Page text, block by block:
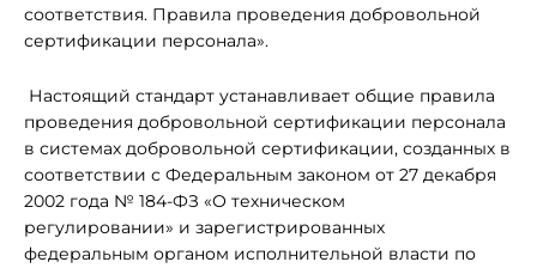
соответствия. Правила проведения добровольной
сертификации персонала».
Настоящий стандарт устанавливает общие правила
проведения добровольной сертификации персонала
в системах добровольной сертификации, созданных в
соответствии с Федеральным законом от 27 декабря
2002 года № 184-ФЗ «О техническом
регулировании» и зарегистрированных
федеральным органом исполнительной власти по